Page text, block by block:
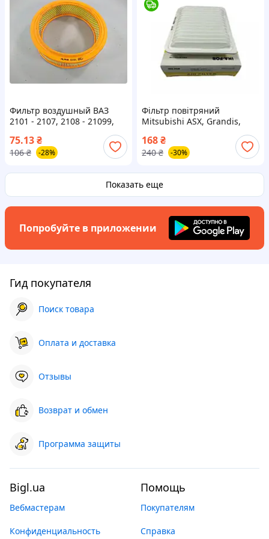
Фильтр воздушный ВАЗ
2101 - 2107, 2108 - 21099,
Москвич (пр-во ALPHA) З
73333
75.13₴
106 ₴ -28%
Фільтр повітряний
Mitsubishi ASX, Grandis,
Peugeot 4008 1.6-3.0 2004---
168₴
240 ₴ -30%
Показать еще
Попробуйте в приложении
Гид покупателя
Поиск товара
Оплата и доставка
Отзывы
Возврат и обмен
Программа защиты
Bigl.ua
Вебмастерам
Конфиденциальность
Помощь
Покупателям
Справка